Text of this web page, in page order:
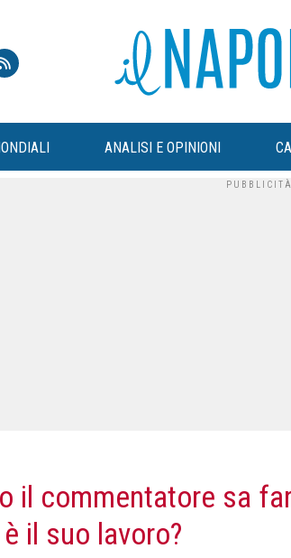
ANALISI E OPINIONI
il commentatore sa
il suo lavoro?